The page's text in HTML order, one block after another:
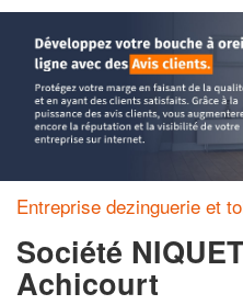
Entreprise dezinguerie et
Société
Achicourt